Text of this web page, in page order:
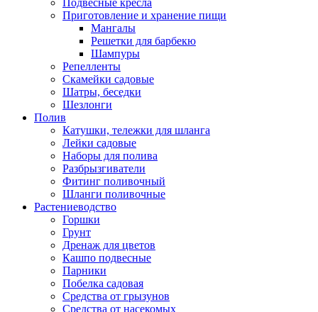
Подвесные кресла
Приготовление и хранение пищи
Мангалы
Решетки для барбекю
Шампуры
Репелленты
Скамейки садовые
Шатры, беседки
Шезлонги
Полив
Катушки, тележки для шланга
Лейки садовые
Наборы для полива
Разбрызгиватели
Фитинг поливочный
Шланги поливочные
Растениеводство
Горшки
Грунт
Дренаж для цветов
Кашпо подвесные
Парники
Побелка садовая
Средства от грызунов
Средства от насекомых